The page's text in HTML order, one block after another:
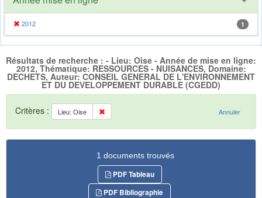
2012 1
Résultats de recherche : - Lieu: Oise - Année de mise en ligne:
2012, Thématique: RESSOURCES - NUISANCES, Domaine:
DECHETS, Auteur: CONSEIL GENERAL DE L'ENVIRONNEMENT
ET DU DEVELOPPEMENT DURABLE (CGEDD)
Critères : Lieu: Oise Annuler
1 documents trouvés
PDF Tableau
PDF Bibliographie